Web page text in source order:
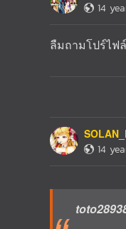
14
ลืมถามโปร์ไฟ
14